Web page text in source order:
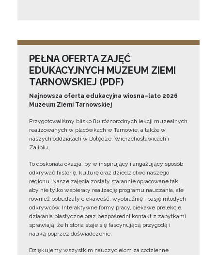
PEŁNA OFERTA ZAJĘĆ
EDUKACYJNYCH MUZEUM ZIEMI
TARNOWSKIEJ (PDF)
Najnowsza oferta edukacyjna wiosna–lato 2026
Muzeum Ziemi Tarnowskiej
Przygotowaliśmy blisko 80 różnorodnych lekcji muzealnych
realizowanych w placówkach w Tarnowie, a także w
naszych oddziałach w Dołędze, Wierzchosławicach i
Zalipiu.
To doskonała okazja, by w inspirujący i angażujący sposób
odkrywać historię, kulturę oraz dziedzictwo naszego
regionu. Nasze zajęcia zostały starannie opracowane tak,
aby nie tylko wspierały realizację programu nauczania, ale
również pobudzały ciekawość, wyobraźnię i pasję młodych
odkrywców. Interaktywne formy pracy, ciekawe prelekcje,
działania plastyczne oraz bezpośredni kontakt z zabytkami
sprawiają, że historia staje się fascynującą przygodą i
nauką poprzez doświadczenie.
Dziękujemy wszystkim nauczycielom za codzienne